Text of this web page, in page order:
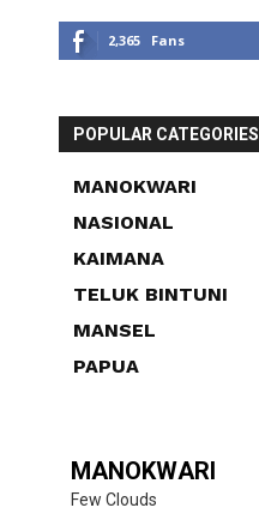
2,365 Fans
POPULAR CATEGORIES
MANOKWARI
NASIONAL
KAIMANA
TELUK BINTUNI
MANSEL
PAPUA
MANOKWARI
Few Clouds